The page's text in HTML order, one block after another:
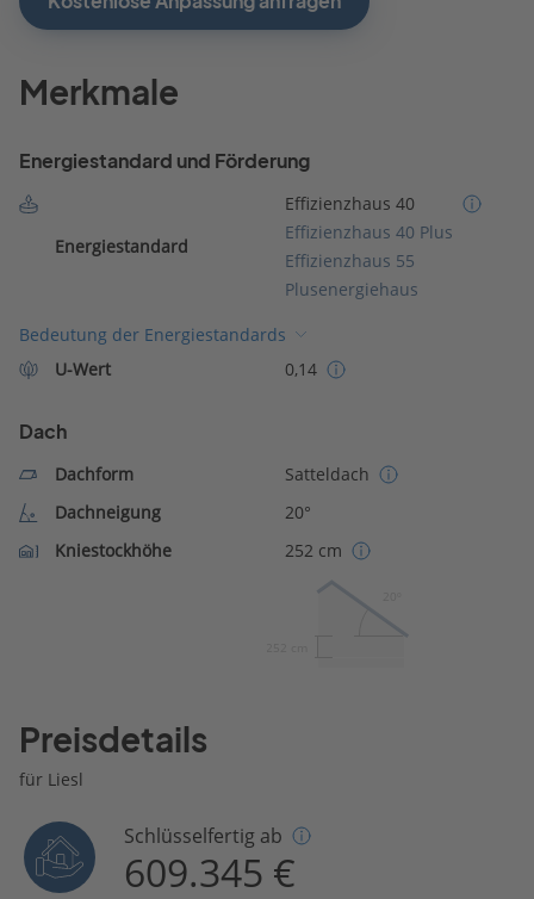
Merkmale
Energiestandard und Förderung
Energiestandard
Effizienzhaus 40
Effizienzhaus 40 Plus
Effizienzhaus 55
Plusenergiehaus
Bedeutung der Energiestandards
U-Wert
0,14
Dach
Dachform
Satteldach
Dachneigung
20°
Kniestockhöhe
252 cm
Preisdetails
für Liesl
Schlüsselfertig ab
609.345 €